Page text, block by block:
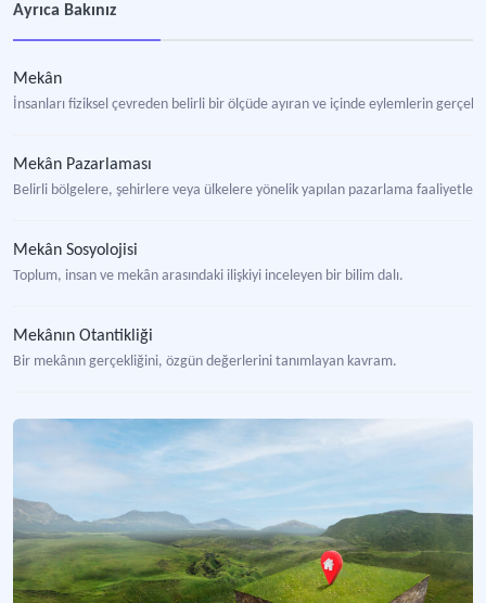
Ayrıca Bakınız
Mekân
İnsanları fiziksel çevreden belirli bir ölçüde ayıran ve içinde eylemlerin
Mekân Pazarlaması
Belirli bölgelere, şehirlere veya ülkelere yönelik yapılan pazarlama
Mekân Sosyolojisi
Toplum, insan ve mekân arasındaki ilişkiyi inceleyen bir bilim dalı.
Mekânın Otantikliği
Bir mekânın gerçekliğini, özgün değerlerini tanımlayan kavram.
Mekânsal Okunabilirlik
Bir mekânın deneyimleyen tarafından fark edilmeye yardımcı olacak
Yerel Yönetimler İçin Kentsel Tasarım Rehberi
Şehirlerin kimlik kazanması ve doğal-kültürel peyzajların korunmasını
Şehircilik Şürası 2017